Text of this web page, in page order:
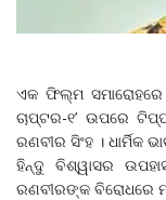
ଏକ ଫିଲ୍ମ ସମାରୋହରେ
ଚାପ୍ଟର-୧’ ଉପରେ
ରଣବୀର ସିଂହ । ଧାର୍ମିକ
ହିନ୍ଦୁ ବିଶ୍ୱାସର
ରଣବୀରଙ୍କ ବିରୋଧରେ